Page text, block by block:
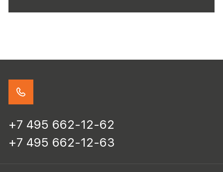
+7 495 662-12-62
+7 495 662-12-63